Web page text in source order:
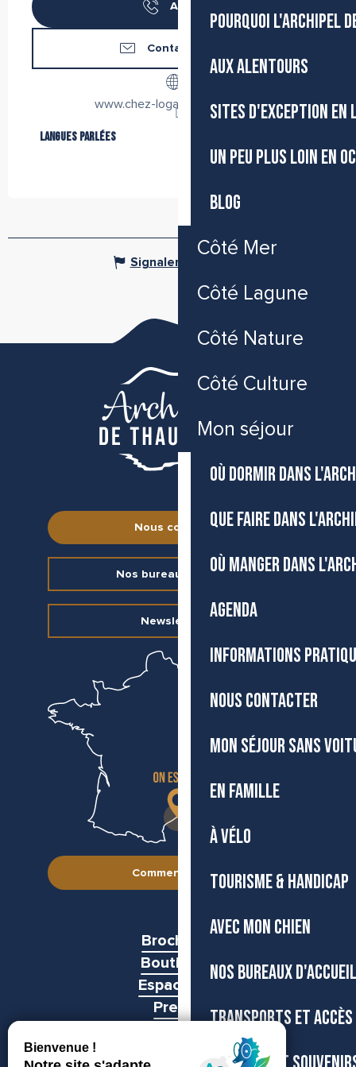
POURQUOI L'ARCHIPEL
AUX ALENTOURS
SITES D'EXCEPTION EN
UN PEU PLUS LOIN EN
BLOG
Côté Mer
Côté Lagune
Côté Nature
Côté Culture
Mon séjour
OÙ DORMIR DANS
QUE FAIRE DANS
OÙ MANGER DANS
AGENDA
INFORMATIONS
NOUS CONTACTER
MON SÉJOUR SANS
EN FAMILLE
À VÉLO
TOURISME & HANDICAP
AVEC MON CHIEN
NOS BUREAUX D'ACCUEIL
TRANSPORTS ET ACCÈS
Appeler
Contactez-nous
www.chez-logan-coquillages.fr
Langues parlées
Langues parlées
Signaler une erreur
Nous contacter
Nos bureaux d’accueil
Newsletter
Comment venir ?
Brochures
Boutiques
Espace pro
Presse